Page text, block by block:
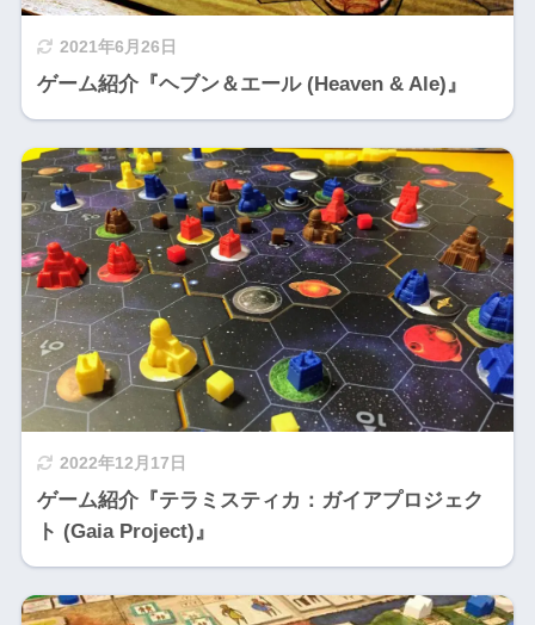
2021年6月26日
ゲーム紹介『ヘブン＆エール (Heaven & Ale)』
2022年12月17日
ゲーム紹介『テラミスティカ：ガイアプロジェク
ト (Gaia Project)』